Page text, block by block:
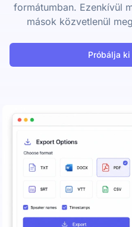
formátumban. Ezenkívül
mások közvetlenül
Próbálja